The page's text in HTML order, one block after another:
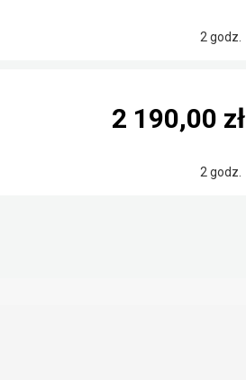
2 godz.
2 godz.
2 190,00 zł